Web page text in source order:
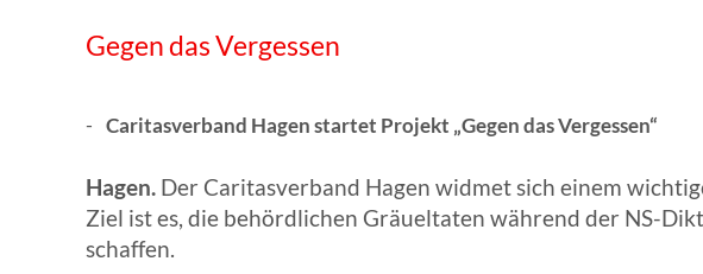
Gegen das Vergessen
Caritasverband Hagen startet Projekt „Gegen das Vergessen“
Hagen. Der Caritasverband Hagen widmet sich einem
Ziel ist es, die behördlichen Gräueltaten während der NS-
schaffen.